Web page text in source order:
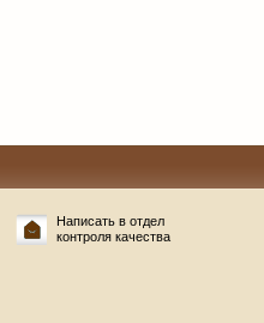
Написать в отдел
контроля качества